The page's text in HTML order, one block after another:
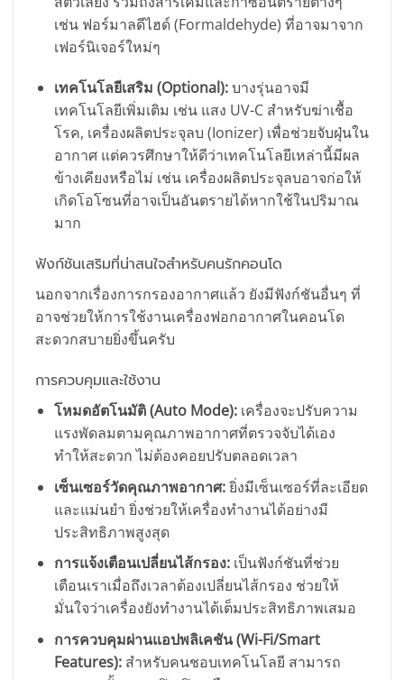
เช่น ฟอร์มาลดีไฮด์ (Formaldehyde) ที่อาจมาจาก
เฟอร์นิเจอร์ใหม่ๆ
เทคโนโลยีเสริม (Optional):บางรุ่นอาจมี
เทคโนโลยีเพิ่มเติม เช่น แสง UV-C สำหรับฆ่าเชื้อ
โรค, เครื่องผลิตประจุลบ (Ionizer) เพื่อช่วยจับฝุ่นใน
อากาศ แต่ควรศึกษาให้ดีว่าเทคโนโลยีเหล่านี้มีผล
ข้างเคียงหรือไม่ เช่น เครื่องผลิตประจุลบอาจก่อให้
เกิดโอโซนที่อาจเป็นอันตรายได้หากใช้ในปริมาณ
มาก
ฟังก์ชันเสริมที่น่าสนใจสำหรับคนรักคอนโด
นอกจากเรื่องการกรองอากาศแล้ว ยังมีฟังก์ชันอื่นๆ ที่
อาจช่วยให้การใช้งานเครื่องฟอกอากาศในคอนโด
สะดวกสบายยิ่งขึ้นครับ
การควบคุมและใช้งาน
โหมดอัตโนมัติ (Auto Mode):เครื่องจะปรับความ
แรงพัดลมตามคุณภาพอากาศที่ตรวจจับได้เอง
ทำให้สะดวก ไม่ต้องคอยปรับตลอดเวลา
เซ็นเซอร์วัดคุณภาพอากาศ:ยิ่งมีเซ็นเซอร์ที่ละเอียด
และแม่นยำ ยิ่งช่วยให้เครื่องทำงานได้อย่างมี
ประสิทธิภาพสูงสุด
การแจ้งเตือนเปลี่ยนไส้กรอง:เป็นฟังก์ชันที่ช่วย
เตือนเราเมื่อถึงเวลาต้องเปลี่ยนไส้กรอง ช่วยให้
มั่นใจว่าเครื่องยังทำงานได้เต็มประสิทธิภาพเสมอ
การควบคุมผ่านแอปพลิเคชัน (Wi-Fi/Smart
Features):สำหรับคนชอบเทคโนโลยี สามารถ